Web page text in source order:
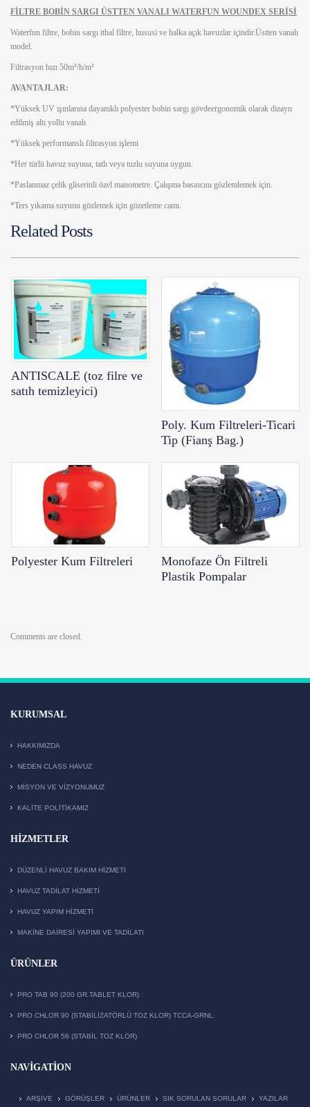
FİLTRE BOBİN SARGI ÜSTTEN VANALI WATERFUN WOUNDEX SERİSİ
Waterfun filtre, bobin sargı ithal filtre, hususi ve halka açık havuzlar içindir.Üstten vanalı
model.
Filtrasyon hızı 50m³/h/m²
AVANTAJLAR:
*Yüksek UV ışınlarına dayanıklı polyester bobin sargı gövdeergonomik olarak dizayn
edilmiş altı yollu vanalı
*Yüksek performanslı filtrasyon işlemi
*Her türlü havuz suyuna, tatlı veya tuzlu suyuna uygun.
*Paslanmaz çelik gliserinli özel manometre. Çalışma basıncını gözlemlemek için.
*Ters yıkama suyunu gözlemek için gözetleme camı.
Related Posts
ANTISCALE (toz filre ve
satıh temizleyici)
Poly. Kum Filtreleri-Ticari
Tip (Fianş Bag.)
Polyester Kum Filtreleri
Monofaze Ön Filtreli
Plastik Pompalar
Comments are closed.
KURUMSAL
HAKKIMIZDA
NEDEN CLASS HAVUZ
MISYON VE VIZYONUMUZ
KALITE POLITIKAMIZ
HIZMETLER
DÜZENLI HAVUZ BAKIM HIZMETI
HAVUZ TADILAT HIZMETI
HAVUZ YAPIM HIZMETI
MAKİNE DAİRESİ YAPIMI VE TADİLATI
ÜRÜNLER
PRO TAB 90 (200 GR.TABLET KLOR)
PRO CHLOR 90 (STABILIZATÖRLÜ TOZ KLOR) TCCA-GRNL.
PRO CHLOR 56 (STABIL TOZ KLOR)
NAVIGATION
ARŞIVE GÖRÜŞLER ÜRÜNLER SIK SORULAN SORULAR YAZILAR